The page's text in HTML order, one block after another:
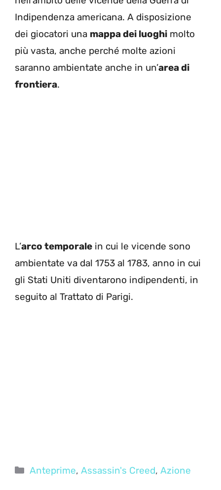
Indipendenza americana. A disposizione
dei giocatori una mappa dei luoghi molto
più vasta, anche perché molte azioni
saranno ambientate anche in un’area di
frontiera.
L’arco temporale in cui le vicende sono
ambientate va dal 1753 al 1783, anno in cui
gli Stati Uniti diventarono indipendenti, in
seguito al Trattato di Parigi.
Categorie
Anteprime,Assassin's Creed,Azione